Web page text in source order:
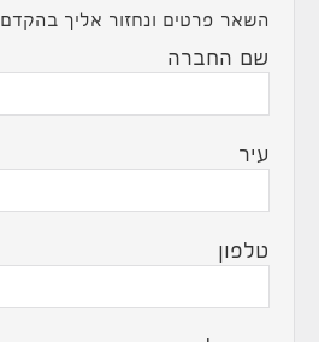
השאר פרטים ונחזור אליך בהקדם
שם החברה
עיר
טלפון